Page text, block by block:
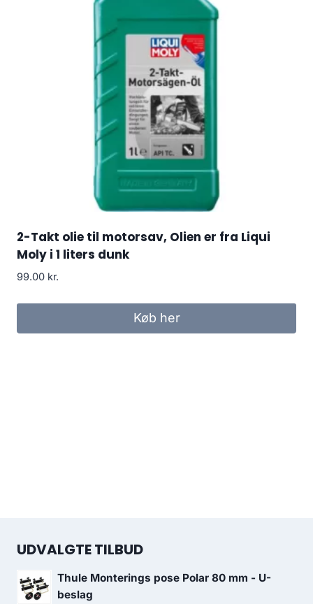
2-Takt olie til motorsav, Olien er fra Liqui
Moly i 1 liters dunk
99.00 kr.
Køb her
UDVALGTE TILBUD
Thule Monterings pose Polar 80 mm - U-
beslag